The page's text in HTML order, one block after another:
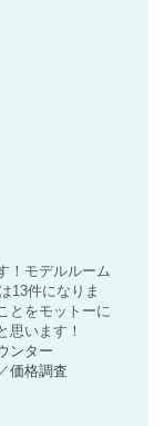
！モデルルーム
13件になりま
とをモットーに
思います！
ンター
／価格調査